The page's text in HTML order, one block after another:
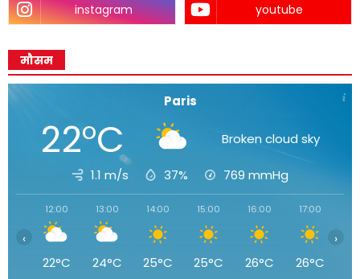
instagram youtube
मौसम
Paris
22°C Broken cloud sky
1.1 m/s 37% 769mmHg
12:00
22°C
13:00
24°C
14:00
25°C
15:00
25°C
16:00
26°C
17:00
26°C
‹ ›